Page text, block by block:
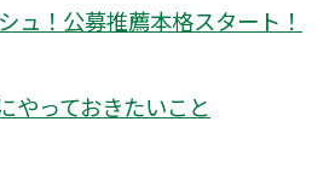
ュ！公募推薦本格スタート！
やっておきたいこと